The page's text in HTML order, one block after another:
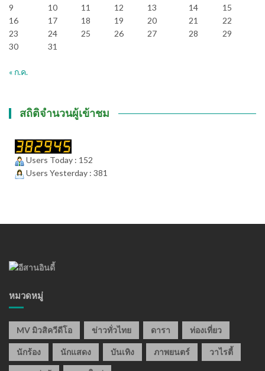
9
10 11 12 13 14
15
16
17 18 19 20 21
22
23
24 25 26 27 28
29
30
31
« ก.ค.
สถิติจำนวนผู้เข้าชม
Users Today : 152
Users Yesterday : 381
หมวดหมู่
MV มิวสิควีดีโอ ข่าวทั่วไทย ดารา ท่องเที่ยว
นักร้อง นักแสดง บันเทิง ภาพยนตร์ วาไรตี้